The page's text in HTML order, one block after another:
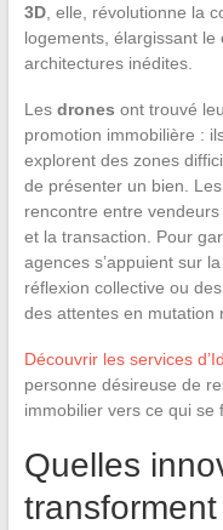
3D, elle, révolutionne la
logements, élargissant
architectures inédites.
Les drones ont trouvé
promotion immobilière :
explorent des zones
de présenter un bien. Les
rencontre entre
et la transaction. Pour
agences s’appuient sur la
réflexion collective ou
des attentes en mutation
Découvrir les services
personne désireuse de
immobilier vers ce qui se
Quelles